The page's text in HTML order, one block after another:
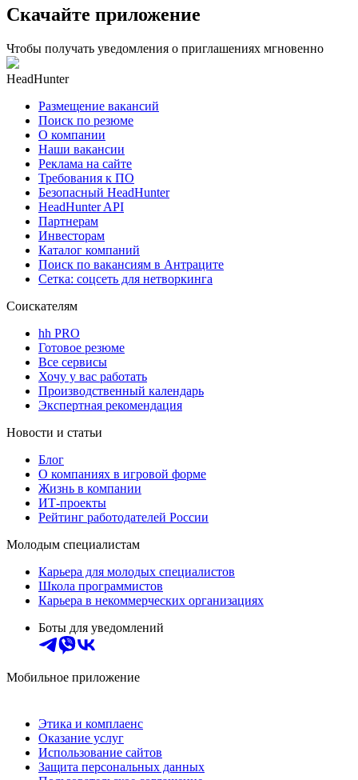
Скачайте приложение
Чтобы получать уведомления о приглашениях мгновенно
HeadHunter
Размещение вакансий
Поиск по резюме
О компании
Наши вакансии
Реклама на сайте
Требования к ПО
Безопасный HeadHunter
HeadHunter API
Партнерам
Инвесторам
Каталог компаний
Поиск по вакансиям в Антраците
Сетка: соцсеть для нетворкинга
Соискателям
hh PRO
Готовое резюме
Все сервисы
Хочу у вас работать
Производственный календарь
Экспертная рекомендация
Новости и статьи
Блог
О компаниях в игровой форме
Жизнь в компании
ИТ-проекты
Рейтинг работодателей России
Молодым специалистам
Карьера для молодых специалистов
Школа программистов
Карьера в некоммерческих организациях
Боты для уведомлений
Мобильное приложение
Этика и комплаенс
Оказание услуг
Использование сайтов
Защита персональных данных